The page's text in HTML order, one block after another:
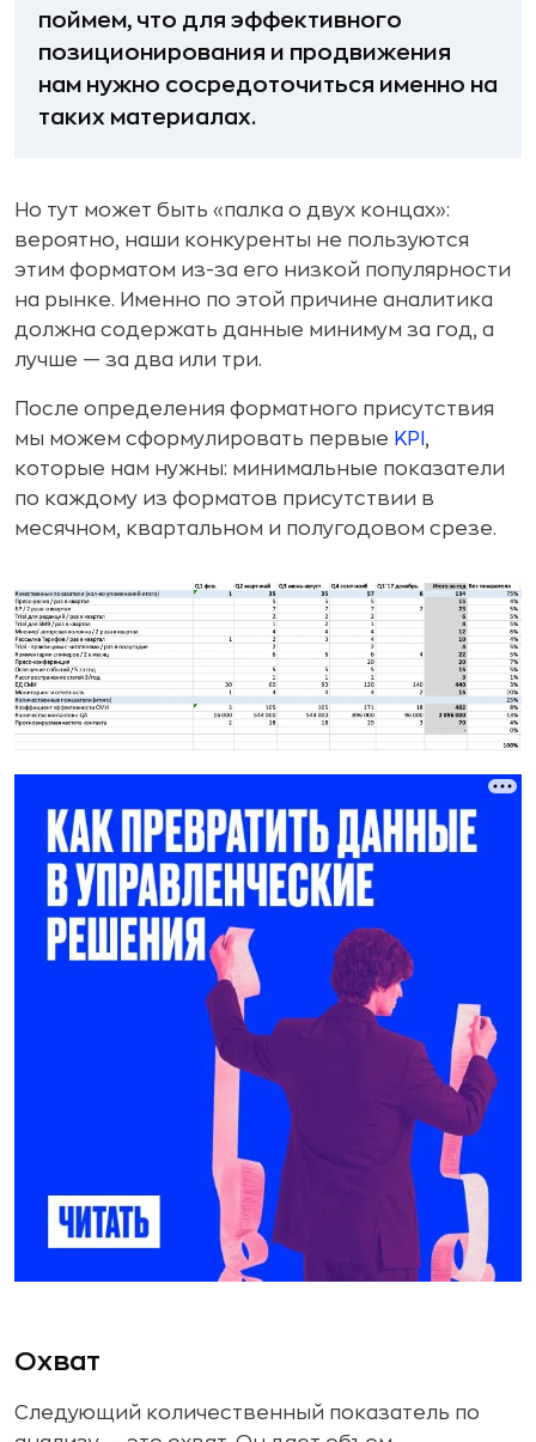
поймем, что для эффективного
позиционирования и продвижения
нам нужно сосредоточиться именно на
таких материалах.
Но тут может быть «палка о двух концах»:
вероятно, наши конкуренты не пользуются
этим форматом из-за его низкой популярности
на рынке. Именно по этой причине аналитика
должна содержать данные минимум за год, а
лучше — за два или три.
После определения форматного присутствия
мы можем сформулировать первые KPI ,
которые нам нужны: минимальные показатели
по каждому из форматов присутствии в
месячном, квартальном и полугодовом срезе.
Охват
Следующий количественный показатель по